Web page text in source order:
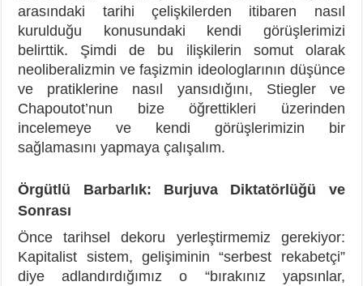
arasındaki tarihi çelişkilerden itibaren nasıl
kurulduğu konusundaki kendi görüşlerimizi
belirttik. Şimdi de bu ilişkilerin somut olarak
neoliberalizmin ve faşizmin ideologlarının düşünce
ve pratiklerine nasıl yansıdığını, Stiegler ve
Chapoutot’nun bize öğrettikleri üzerinden
incelemeye ve kendi görüşlerimizin bir
sağlamasını yapmaya çalışalım.
Örgütlü Barbarlık: Burjuva Diktatörlüğü ve
Sonrası
Önce tarihsel dekoru yerleştirmemiz gerekiyor:
Kapitalist sistem, gelişiminin “serbest rekabetçi”
diye adlandırdığımız o “bırakınız yapsınlar,